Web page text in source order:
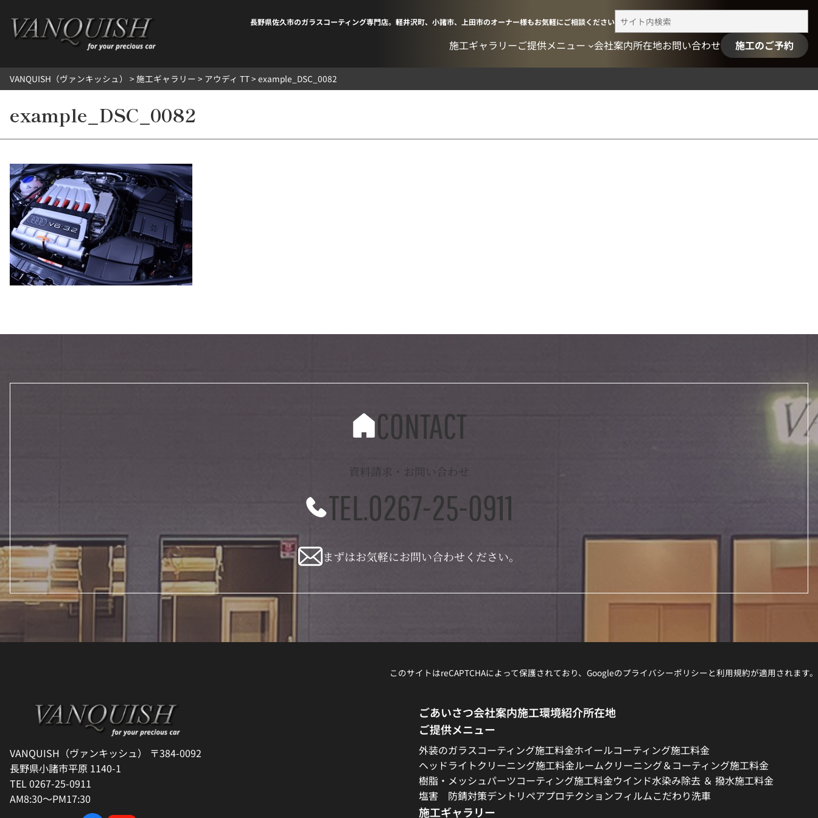
キ
長野県佐久市のガラスコーティング専門店。軽井沢町、小諸市、上田市のオーナー様もお気軽にご相談ください検
索
施工ギャラリーご提供メニュー 会社案内所在地お問い合わせ 施工のご予約
VANQUISH（ヴァンキッシュ） > 施工ギャラリー > アウディ TT> example_DSC_0082
example_DSC_0082
CONTACT
資料請求・お問い合わせ
TEL.0267-25-0911
まずはお気軽にお問い合わせください。
このサイトはreCAPTCHAによって保護されており、Googleのプライバシーポリシーと利用規約が適用されます。
VANQUISH（ヴァンキッシュ） 〒384-0092
長野県小諸市平原 1140-1
TEL 0267-25-0911
AM8:30～PM17:30
ごあいさつ会社案内施工環境紹介所在地
ご提供メニュー
外装のガラスコーティング施工料金ホイールコーティング施工料金
ヘッドライトクリーニング施工料金ルームクリーニング＆コーティング施工料金
樹脂・メッシュパーツコーティング施工料金ウインド水染み除去 ＆ 撥水施工料金
塩害 防錆対策デントリペアプロテクションフィルムこだわり洗車
施工ギャラリー